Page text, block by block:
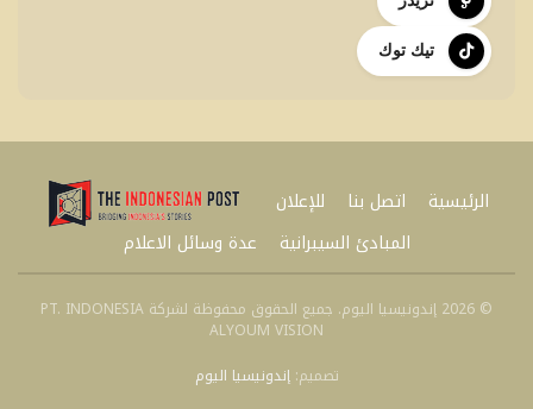
تيك توك
الرئيسية اتصل بنا
للإعلان
المبادئ السيبرانية
عدة وسائل الاعلام
© 2026 إندونيسيا اليوم. جميع الحقوق محفوظة لشركة PT. INDONESIA
ALYOUM VISION
تصميم:إندونيسيا اليوم